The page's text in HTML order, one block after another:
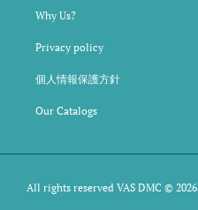
Why Us?
Privacy policy
個人情報保護方針
Our Catalogs
All rights reserved VAS DMC © 2026